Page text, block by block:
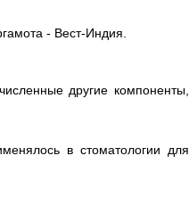
- Вест-Индия.
другие компоненты,
в стоматологии для